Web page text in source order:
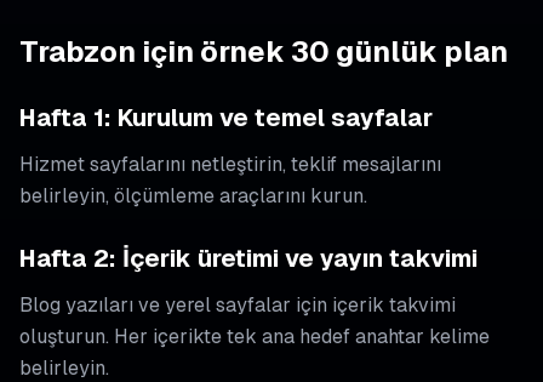
Trabzon için örnek 30 günlük plan
Hafta 1: Kurulum ve temel sayfalar
Hizmet sayfalarını netleştirin, teklif mesajlarını
belirleyin, ölçümleme araçlarını kurun.
Hafta 2: İçerik üretimi ve yayın takvimi
Blog yazıları ve yerel sayfalar için içerik takvimi
oluşturun. Her içerikte tek ana hedef anahtar kelime
belirleyin.